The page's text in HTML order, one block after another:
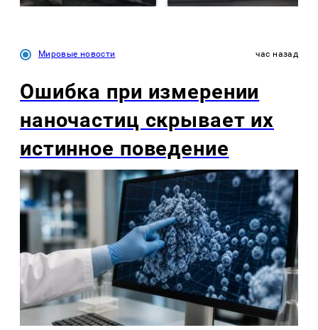
Мировые новости час назад
Ошибка при измерении
наночастиц скрывает их
истинное поведение